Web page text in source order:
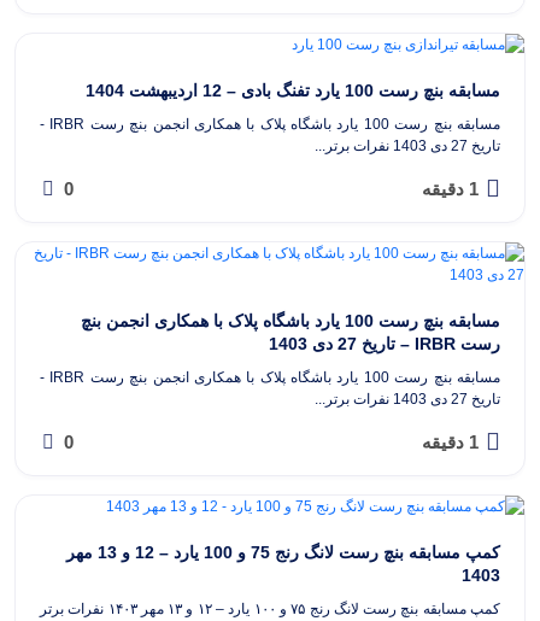
مسابقه بنچ رست 100 یارد تفنگ بادی – 12 اردیبهشت 1404
مسابقه بنچ رست 100 یارد باشگاه پلاک با همکاری انجمن بنچ رست IRBR -
تاریخ 27 دی 1403 نفرات برتر...
1 دقیقه 0
مسابقه بنچ رست 100 یارد باشگاه پلاک با همکاری انجمن بنچ
رست IRBR – تاریخ 27 دی 1403
مسابقه بنچ رست 100 یارد باشگاه پلاک با همکاری انجمن بنچ رست IRBR -
تاریخ 27 دی 1403 نفرات برتر...
1 دقیقه 0
کمپ مسابقه بنچ رست لانگ رنج 75 و 100 یارد – 12 و 13 مهر
1403
کمپ مسابقه بنچ رست لانگ رنج ۷۵ و ۱۰۰ یارد – ۱۲ و ۱۳ مهر ۱۴۰۳ نفرات برتر